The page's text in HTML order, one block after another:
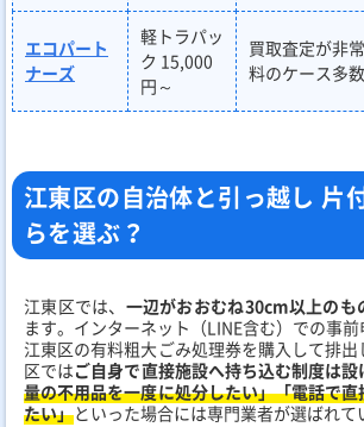
エコパート
ナーズ
軽トラパッ
ク 15,000
円～
買取査定が非
料のケース多数
江東区の自治体と引っ越し 片
らを選ぶ？
江東区では、 一辺がおおむね30cm以上のも
ます。インターネット（LINE含む）での事前
江東区の有料粗大ごみ処理券を購入して排
区ではご自身で直接施設へ持ち込む制度は設
量の不用品を一度に処分したい」「電話で
たい」といった場合には専門業者が選ばれて